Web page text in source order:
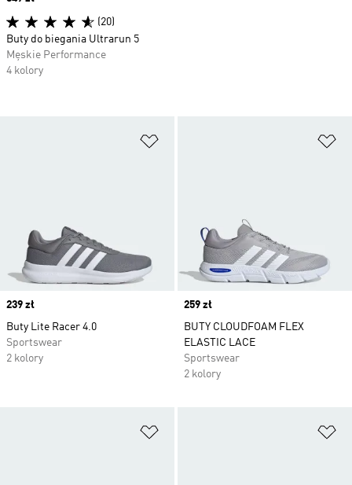
Price
239 zł
Buty Lite Racer 4.0
Sportswear
2 kolory
Price
259 zł
BUTY CLOUDFOAM FLEX
ELASTIC LACE
Sportswear
2 kolory
(20)
Buty do biegania Ultrarun 5
Męskie Performance
4 kolory